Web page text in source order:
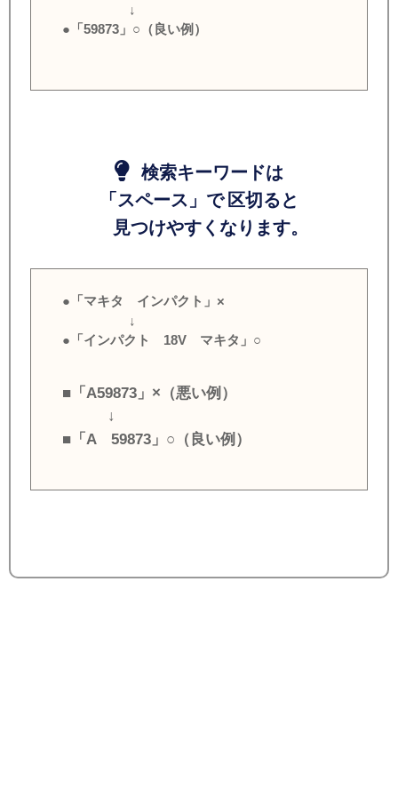
↓
●「59873」○（良い例）
検索キーワードは
「スペース」で 区切ると
見つけやすくなります。
●「マキタ インパクト」×
↓
●「インパクト 18V マキタ」○
■「A59873」×（悪い例）
↓
■「A 59873」○（良い例）